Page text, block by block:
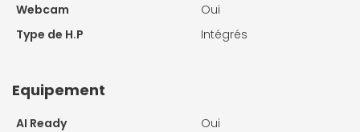
Webcam
Oui
Type de H.P
Intégrés
Equipement
AI Ready
Oui